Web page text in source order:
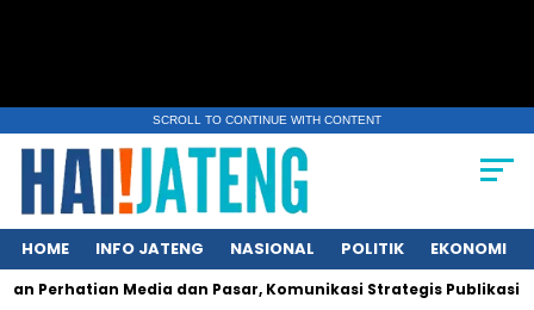
SCROLL TO CONTINUE WITH CONTENT
HOME INFO JATENG NASIONAL POLITIK EKONOMI
Media dan Pasar, Komunikasi Strategis Publikasi Press